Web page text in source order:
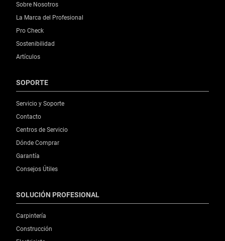
Sobre Nosotros
La Marca del Profesional
Pro Check
Sostenibilidad
Artículos
SOPORTE
Servicio y Soporte
Contacto
Centros de Servicio
Dónde Comprar
Garantía
Consejos Útiles
SOLUCIÓN PROFESIONAL
Carpintería
Construcción